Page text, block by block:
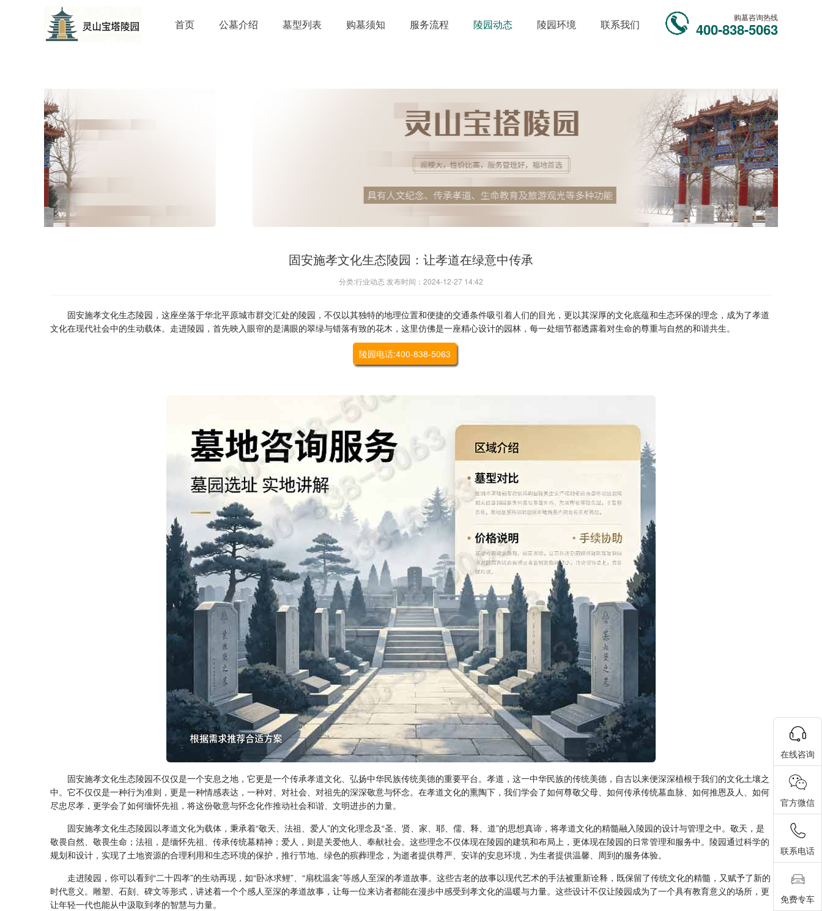
首页 公墓介绍 墓型列表 购墓须知 服务流程 陵园动态 陵园环境 联系我们
购墓咨询热线
400-838-5063
固安施孝文化生态陵园：让孝道在绿意中传承
分类:行业动态 发布时间：2024-12-27 14:42
固安施孝文化生态陵园，这座坐落于华北平原城市群交汇处的陵园，不仅以其独特的地理位置和便捷的交通条件吸引着人们的目光，更以其深厚的文化底蕴和生态环保的理念，成为了孝道
文化在现代社会中的生动载体。走进陵园，首先映入眼帘的是满眼的翠绿与错落有致的花木，这里仿佛是一座精心设计的园林，每一处细节都透露着对生命的尊重与自然的和谐共生。
陵园电话:400-838-5063
固安施孝文化生态陵园不仅仅是一个安息之地，它更是一个传承孝道文化、弘扬中华民族传统美德的重要平台。孝道，这一中华民族的传统美德，自古以来便深深植根于我们的文化土壤之
中。它不仅仅是一种行为准则，更是一种情感表达，一种对、对社会、对祖先的深深敬意与怀念。在孝道文化的熏陶下，我们学会了如何尊敬父母、如何传承传统墓血脉、如何推恩及人、如何
尽忠尽孝，更学会了如何缅怀先祖，将这份敬意与怀念化作推动社会和谐、文明进步的力量。
固安施孝文化生态陵园以孝道文化为载体，秉承着“敬天、法祖、爱人”的文化理念及“圣、贤、家、耶、儒、释、道”的思想真谛，将孝道文化的精髓融入陵园的设计与管理之中。敬天，是
敬畏自然、敬畏生命；法祖，是缅怀先祖、传承传统墓精神；爱人，则是关爱他人、奉献社会。这些理念不仅体现在陵园的建筑和布局上，更体现在陵园的日常管理和服务中。陵园通过科学的
规划和设计，实现了土地资源的合理利用和生态环境的保护，推行节地、绿色的殡葬理念，为逝者提供尊严、安详的安息环境，为生者提供温馨、周到的服务体验。
走进陵园，你可以看到“二十四孝”的生动再现，如“卧冰求鲤”、“扇枕温衾”等感人至深的孝道故事。这些古老的故事以现代艺术的手法被重新诠释，既保留了传统文化的精髓，又赋予了新的
时代意义。雕塑、石刻、碑文等形式，讲述着一个个感人至深的孝道故事，让每一位来访者都能在漫步中感受到孝文化的温暖与力量。这些设计不仅让陵园成为了一个具有教育意义的场所，更
让年轻一代也能从中汲取到孝的智慧与力量。
在线咨询
官方微信
联系电话
免费专车